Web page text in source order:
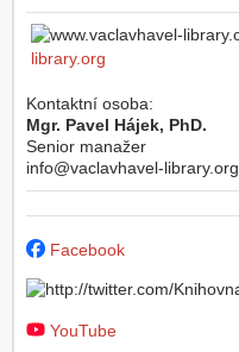
library.org
Kontaktní osoba:
Mgr. Pavel Hájek, PhD.
Senior manažer
info@vaclavhavel-library.org
Facebook
YouTube